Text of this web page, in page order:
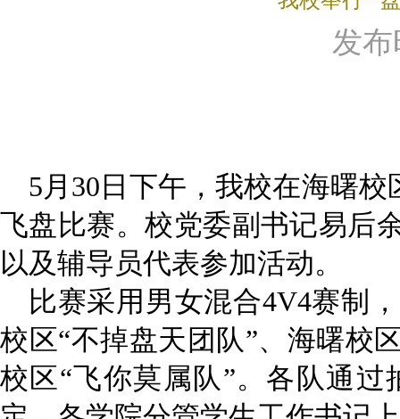
发布
5月30日下午，我校在海曙校
飞盘比赛。校党委副书记易后
以及辅导员代表参加活动。
比赛采用男女混合4V4赛制
校区“不掉盘天团队”、海曙校
校区“飞你莫属队”。各队通